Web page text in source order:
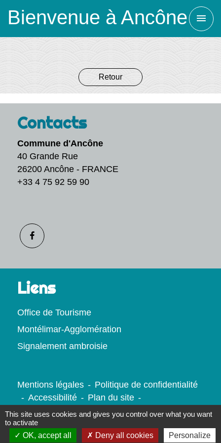
Bienvenue à Ancône menu
Retour
Contacts
Commune d'Ancône
40 Grande Rue
26200 Ancône - FRANCE
+33 4 75 92 59 90
Liens
Office de Tourisme
Montélimar-Agglomération
Signalement ambroisie
Mentions légales - Politique de confidentialité
- Accessibilité - Plan du site -
Gestion des cookies
Site créé en partenariat avec Réseau des Communes
This site uses cookies and gives you control over what you want
to activate
OK, accept all
Deny all cookies Personalize